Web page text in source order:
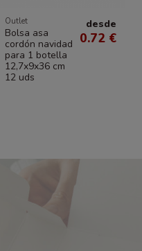
Outlet
Bolsa asa
cordón navidad
para 1 botella
12,7x9x36 cm
12 uds
desde
0.72 €